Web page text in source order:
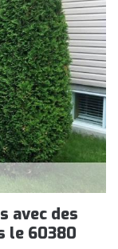
avec des
le 60380